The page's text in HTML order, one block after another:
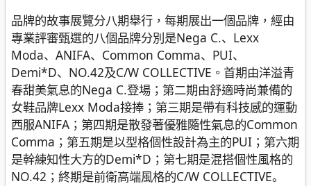
品牌的故事展覽分八期舉行，每期展出一個品牌，經由
專業評審甄選的八個品牌分別是Nega C.、Lexx
Moda、ANIFA、Common Comma、PUI、
Demi*D、NO.42及C/W COLLECTIVE。首期由洋溢青
春甜美氣息的Nega C.登場；第二期由舒適時尚兼備的
女鞋品牌Lexx Moda接捧；第三期是帶有科技感的運動
西服ANIFA；第四期是散發著優雅隨性氣息的Common
Comma；第五期是以型格個性設計為主的PUI；第六期
是幹練知性大方的Demi*D；第七期是混搭個性風格的
NO.42；終期是前衛高端風格的C/W COLLECTIVE。